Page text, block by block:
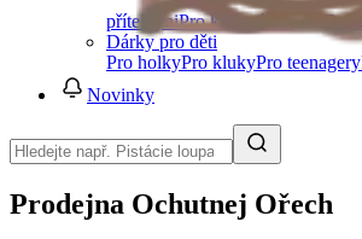
přítelkyniPro kamarádku
Dárky pro děti
Pro holkyPro klukyPro teenagery
Novinky
Prodejna Ochutnej Ořech